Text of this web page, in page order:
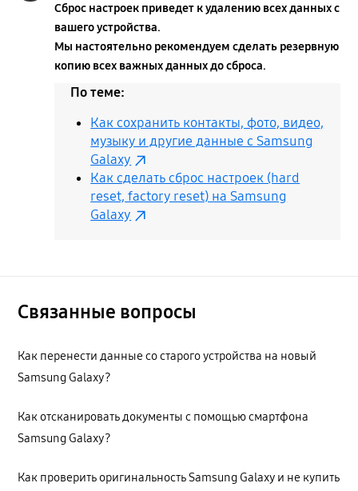
Сброс настроек приведет к удалению всех данных с
вашего устройства.
Мы настоятельно рекомендуем сделать резервную
копию всех важных данных до сброса.
По теме:
Как сохранить контакты, фото, видео,
музыку и другие данные с Samsung
Galaxy
Как сделать сброс настроек (hard
reset, factory reset) на Samsung
Galaxy
Связанные вопросы
Как перенести данные со старого устройства на новый
Samsung Galaxy?
Как отсканировать документы с помощью смартфона
Samsung Galaxy?
Как проверить оригинальность Samsung Galaxy и не купить